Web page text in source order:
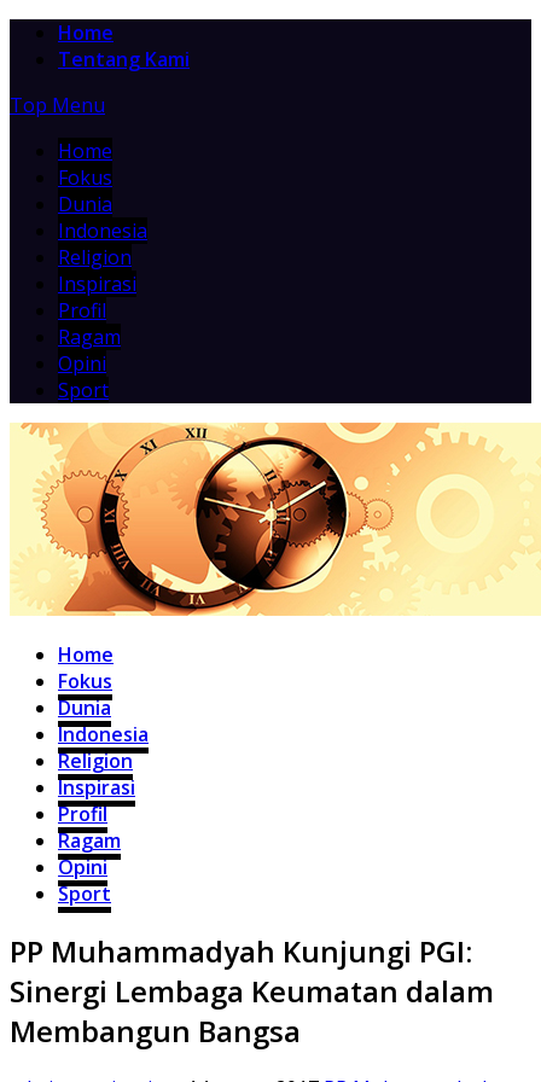
Home
Tentang Kami
Top Menu
Home
Fokus
Dunia
Indonesia
Religion
Inspirasi
Profil
Ragam
Opini
Sport
Home
Fokus
Dunia
Indonesia
Religion
Inspirasi
Profil
Ragam
Opini
Sport
PP Muhammadyah Kunjungi PGI:
Sinergi Lembaga Keumatan dalam
Membangun Bangsa